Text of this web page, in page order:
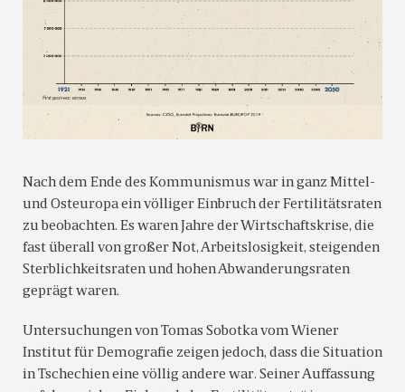
Nach dem Ende des Kommunismus war in ganz Mittel-
und Osteuropa ein völliger Einbruch der Fertilitätsraten
zu beobachten. Es waren Jahre der Wirtschaftskrise, die
fast überall von großer Not, Arbeitslosigkeit, steigenden
Sterblichkeitsraten und hohen Abwanderungsraten
geprägt waren.
Untersuchungen von Tomas Sobotka vom Wiener
Institut für Demografie zeigen jedoch, dass die Situation
in Tschechien eine völlig andere war. Seiner Auffassung